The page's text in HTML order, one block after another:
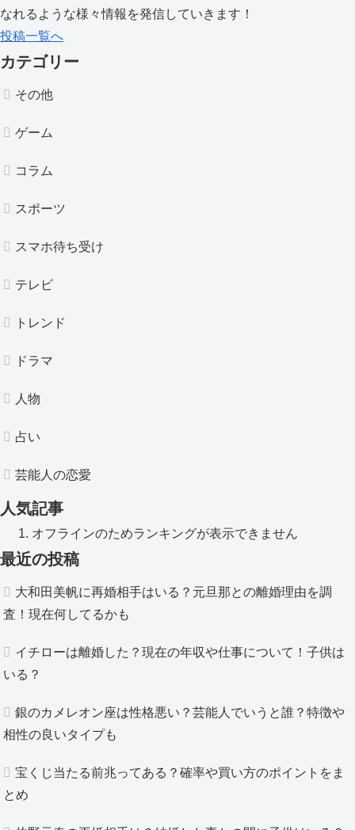
なれるような様々情報を発信していきます！
投稿一覧へ
カテゴリー
その他
ゲーム
コラム
スポーツ
スマホ待ち受け
テレビ
トレンド
ドラマ
人物
占い
芸能人の恋愛
人気記事
オフラインのためランキングが表示できません
最近の投稿
大和田美帆に再婚相手はいる？元旦那との離婚理由を調
査！現在何してるかも
イチローは離婚した？現在の年収や仕事について！子供は
いる？
銀のカメレオン座は性格悪い？芸能人でいうと誰？特徴や
相性の良いタイプも
宝くじ当たる前兆ってある？確率や買い方のポイントをま
とめ